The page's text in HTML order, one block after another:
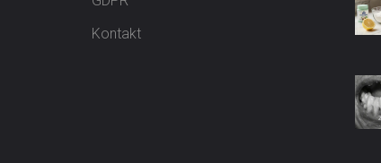
Kontakt